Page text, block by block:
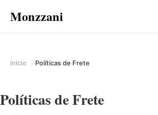
Monzzani
Início Políticas de Frete
Políticas de Frete